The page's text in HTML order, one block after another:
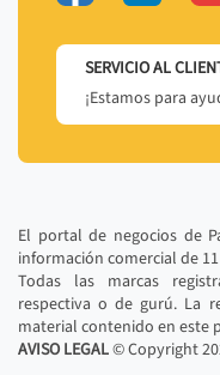
SERVICIO AL
¡Estamos para
El portal de negocios de
información comercial de
Todas las marcas
respectiva o de gurú. La
material contenido en este
AVISO LEGAL© Copyright